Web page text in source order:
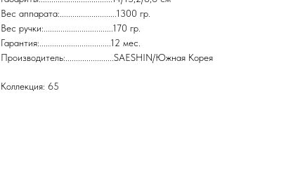
Вес аппарата:...........................1300 гр.
Вес ручки:.................................170 гр.
Гарантия:..................................12 мес.
Производитель:.......................SAESHIN/Южная Корея
Коллекция: 65